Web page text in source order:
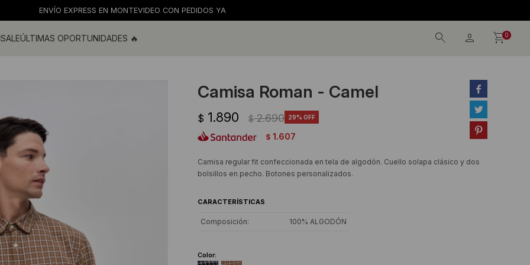
ENVÍO GRATIS EN COMPRAS MAYORES A $2900
baño
SALEÚLTIMAS OPORTUNIDADES 🔥 0
Camisa Roman - Camel
$ 1.890 $ 2.690 29
$ 1.607
Camisa regular fit confeccionada en tela de algodón. Cuello solapa clásico y dos
bolsillos en pecho. Botones personalizados.
CARACTERÍSTICAS
Composición 100% ALGODÓN
Color:


